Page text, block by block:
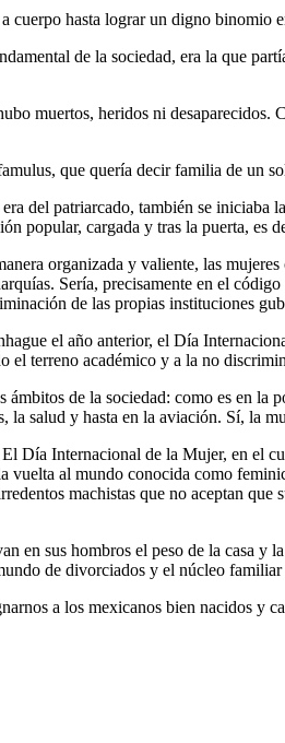
hasta lograr un digno binomio
de la sociedad, era la que
muertos, heridos ni
que quería decir familia de un
del patriarcado, también se
popular, cargada y tras la puerta, es
organizada y valiente, las
Sería, precisamente en el
de las propias instituciones
el año anterior, el Día
el terreno académico y a la no
de la sociedad: como es en
salud y hasta en la aviación. Sí, la
Día Internacional de la Mujer, en el
vuelta al mundo conocida como
machistas que no aceptan
en sus hombros el peso de la casa
de divorciados y el núcleo
a los mexicanos bien nacidos y